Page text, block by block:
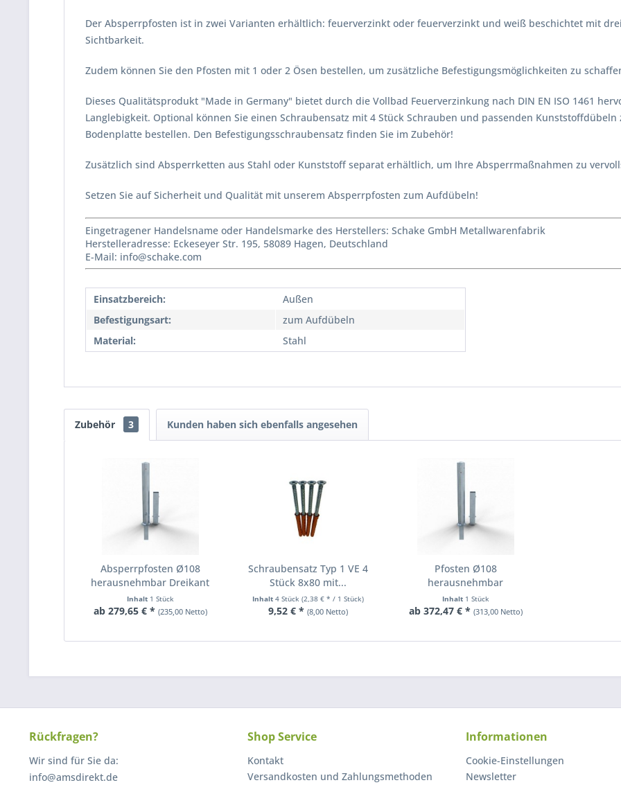
Der Absperrpfosten ist in zwei Varianten erhältlich: feuerverzinkt oder feuerverzinkt und weiß beschichtet mit
Sichtbarkeit.
Zudem können Sie den Pfosten mit 1 oder 2 Ösen bestellen, um zusätzliche Befestigungsmöglichkeiten zu
Dieses Qualitätsprodukt "Made in Germany" bietet durch die Vollbad Feuerverzinkung nach DIN EN ISO 1461
Langlebigkeit. Optional können Sie einen Schraubensatz mit 4 Stück Schrauben und passenden
Bodenplatte bestellen. Den Befestigungsschraubensatz finden Sie im Zubehör!
Zusätzlich sind Absperrketten aus Stahl oder Kunststoff separat erhältlich, um Ihre Absperrmaßnahmen zu
Setzen Sie auf Sicherheit und Qualität mit unserem Absperrpfosten zum Aufdübeln!
Eingetragener Handelsname oder Handelsmarke des Herstellers: Schake GmbH Metallwarenfabrik
Herstelleradresse: Eckeseyer Str. 195, 58089 Hagen, Deutschland
E-Mail: info@schake.com
Einsatzbereich:
Außen
Befestigungsart:
zum Aufdübeln
Material:
Stahl
Zubehör 3 Kunden haben sich ebenfalls angesehen
Absperrpfosten Ø108
herausnehmbar Dreikant
Inhalt 1 Stück
ab 279,65 € * (235,00 Netto)
Schraubensatz Typ 1 VE 4
Stück 8x80 mit...
Inhalt 4 Stück (2,38 € * / 1 Stück)
9,52 € * (8,00 Netto)
Pfosten Ø108
herausnehmbar
Profilzylinder
Inhalt 1 Stück
ab 372,47 € * (313,00 Netto)
Rückfragen?
Wir sind für Sie da:
info@amsdirekt.de
Shop Service
Kontakt
Versandkosten und Zahlungsmethoden
Informationen
Cookie-Einstellungen
Newsletter